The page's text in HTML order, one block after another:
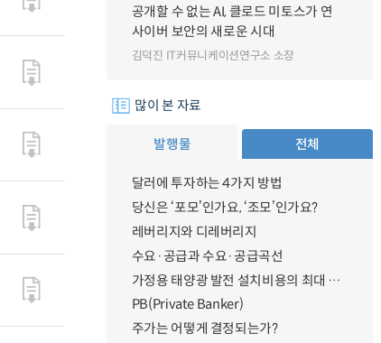
공개할 수 없는 AI, 클로드 미토스가 연
사이버 보안의 새로운 시대
김덕진 IT커뮤니케이션연구소 소장
많이 본 자료
발행물 전체
달러에 투자하는 4가지 방법
당신은 ‘포모’인가요, ‘조모’인가요?
레버리지와 디레버리지
수요·공급과 수요·공급곡선
가정용 태양광 발전 설치비용의 최대 50% 지원
PB(Private Banker)
주가는 어떻게 결정되는가?